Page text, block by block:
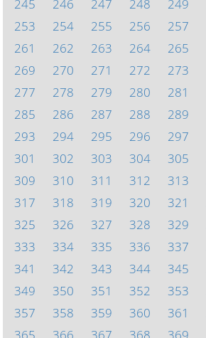
245
246 247 248 249
253
254 255 256 257
261
262 263 264 265
269
270 271 272 273
277
278 279 280 281
285
286 287 288 289
293
294 295 296 297
301
302 303 304 305
309
310 311 312 313
317
318 319 320 321
325
326 327 328 329
333
334 335 336 337
341
342 343 344 345
349
350 351 352 353
357
358 359 360 361